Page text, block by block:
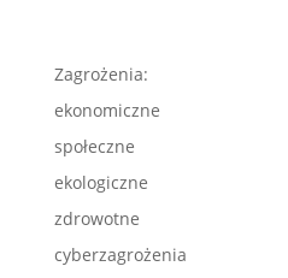
Zagrożenia:
ekonomiczne
społeczne
ekologiczne
zdrowotne
cyberzagrożenia